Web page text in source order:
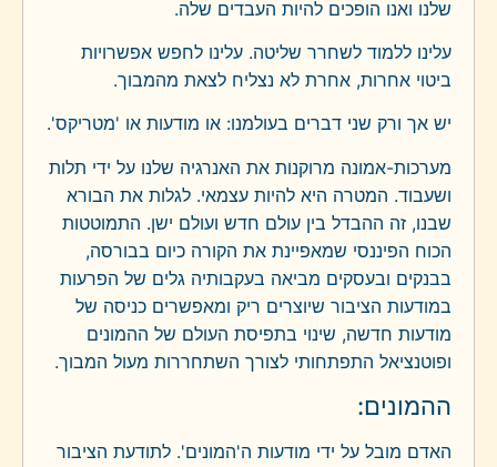
שלנו ואנו הופכים להיות העבדים שלה.
עלינו ללמוד לשחרר שליטה. עלינו לחפש אפשרויות
ביטוי אחרות, אחרת לא נצליח לצאת מהמבוך.
יש אך ורק שני דברים בעולמנו: או מודעות או 'מטריקס'.
מערכות-אמונה מרוקנות את האנרגיה שלנו על ידי תלות
ושעבוד. המטרה היא להיות עצמאי. לגלות את הבורא
שבנו, זה ההבדל בין עולם חדש ועולם ישן. התמוטטות
הכוח הפיננסי שמאפיינת את הקורה כיום בבורסה,
בבנקים ובעסקים מביאה בעקבותיה גלים של הפרעות
במודעות הציבור שיוצרים ריק ומאפשרים כניסה של
מודעות חדשה, שינוי בתפיסת העולם של ההמונים
ופוטנציאל התפתחותי לצורך השתחררות מעול המבוך.
ההמונים:
האדם מובל על ידי מודעות ה'המונים'. לתודעת הציבור